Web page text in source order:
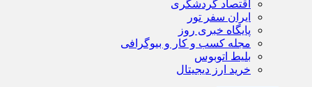
اقتصاد گردشگری
ایران سفر تور
پایگاه خبری روز
مجله کسب و کار و بیوگرافی
بلیط اتوبوس
خرید ارز دیجیتال